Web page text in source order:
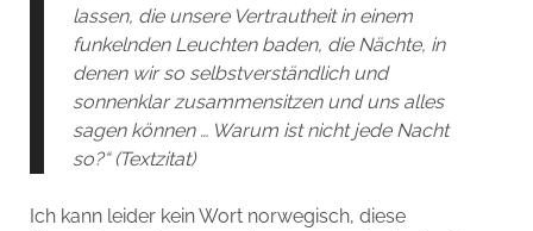
lassen, die unsere Vertrautheit in einem
funkelnden Leuchten baden, die Nächte, in
denen wir so selbstverständlich und
sonnenklar zusammensitzen und uns alles
sagen können … Warum ist nicht jede Nacht
so?“ (Textzitat)
Ich kann leider kein Wort norwegisch, diese